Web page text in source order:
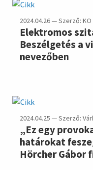
2024.04.26 — Szerző: KO
Elektromos
Beszélgetés a
nevezőben
2024.04.25 — Szerző:
„Ez egy
határokat
Hörcher Gábor